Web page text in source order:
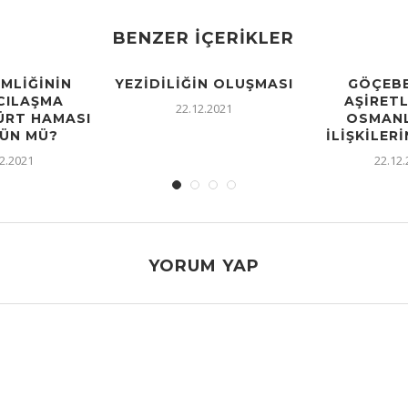
BENZER İÇERIKLER
HAMASI
MÜ?
YEZIDILIĞIN OLUŞMASI
22.12.2021
YORUM YAP